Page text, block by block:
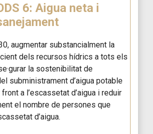
6: Aigua neta i
augmentar substancialment la
dels recursos hídrics a tots els
la sostenibilitat de
subministrament d’aigua potable
a l’escassetat d’aigua i reduir
el nombre de persones que
d’aigua.